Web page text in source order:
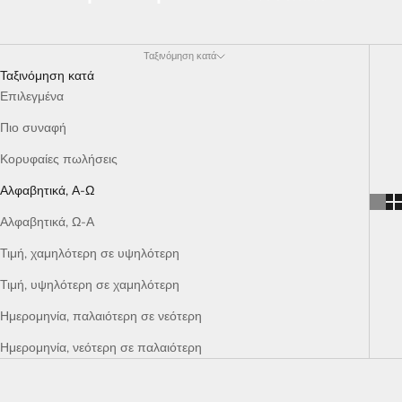
Ταξινόμηση κατά
Ταξινόμηση κατά
Επιλεγμένα
Πιο συναφή
Κορυφαίες πωλήσεις
Αλφαβητικά, Α-Ω
Αλφαβητικά, Ω-Α
Τιμή, χαμηλότερη σε υψηλότερη
Τιμή, υψηλότερη σε χαμηλότερη
Ημερομηνία, παλαιότερη σε νεότερη
Ημερομηνία, νεότερη σε παλαιότερη